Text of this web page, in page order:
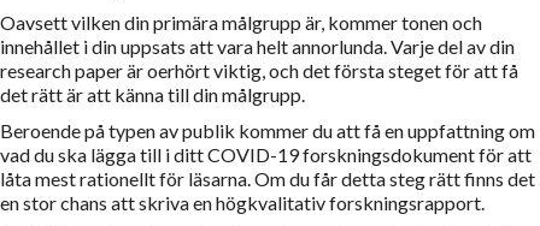
Oavsett vilken din primära målgrupp är, kommer tonen och
innehållet i din uppsats att vara helt annorlunda. Varje del av din
research paper är oerhört viktig, och det första steget för att få
det rätt är att känna till din målgrupp.
Beroende på typen av publik kommer du att få en uppfattning om
vad du ska lägga till i ditt COVID-19 forskningsdokument för att
låta mest rationellt för läsarna. Om du får detta steg rätt finns det
en stor chans att skriva en högkvalitativ forskningsrapport.